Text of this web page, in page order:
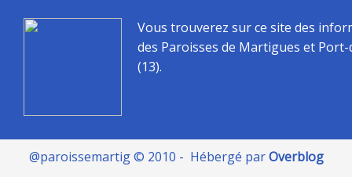
Vous trouverez sur ce site des
des Paroisses de Martigues et
(13).
@paroissemartig © 2010 - Hébergé parOverblog